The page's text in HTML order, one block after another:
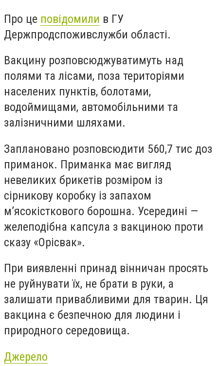
Про це повідомили в ГУ
Держпродспоживслужби області.
Вакцину розповсюджуватимуть над
полями та лісами, поза територіями
населених пунктів, болотами,
водоймищами, автомобільними та
залізничними шляхами.
Заплановано розповсюдити 560,7 тис доз
приманок. Приманка має вигляд
невеликих брикетів розміром із
сірникову коробку із запахом
м’ясокісткового борошна. Усередині —
желеподібна капсула з вакциною проти
сказу «Орісвак».
При виявленні принад вінничан просять
не руйнувати їх, не брати в руки, а
залишати привабливими для тварин. Ця
вакцина є безпечною для людини і
природного середовища.
Джерело